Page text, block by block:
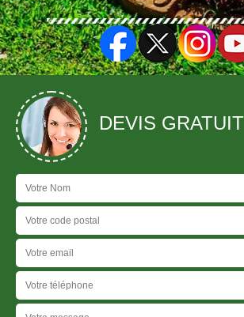
DEVIS GRATUIT